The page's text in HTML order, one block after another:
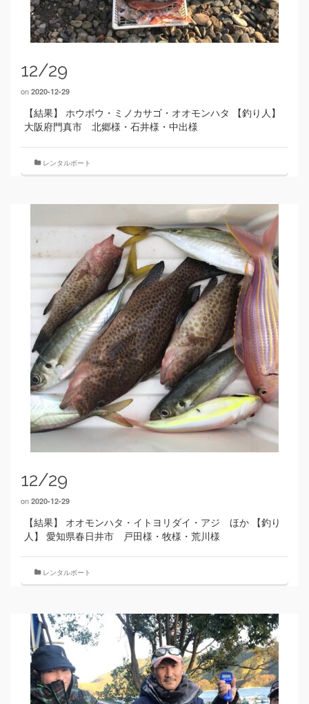
12/29
on 2020-12-29
【結果】 ホウボウ・ミノカサゴ・オオモンハタ 【釣り人】
大阪府門真市 北郷様・石井様・中出様
レンタルボート
12/29
on 2020-12-29
【結果】 オオモンハタ・イトヨリダイ・アジ ほか 【釣り
人】 愛知県春日井市 戸田様・牧様・荒川様
レンタルボート